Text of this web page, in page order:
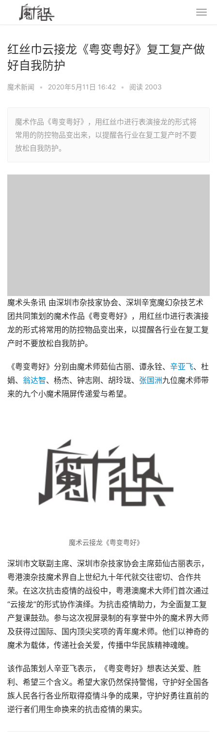
红丝巾云接龙《粤变粤好》复工复产做
好自我防护
魔术新闻 • 2020年5月11日 16:42 • 阅读 2003
魔术作品《粤变粤好》，用红丝巾进行表演接龙的形式将
常用的防控物品变出来，以提醒各行业在复工复产时不要
放松自我防护。
魔术头条讯 由深圳市杂技家协会、深圳辛宽魔幻杂技艺术
团共同策划的魔术作品《粤变粤好》，用红丝巾进行表演接
龙的形式将常用的防控物品变出来，以提醒各行业在复工复
产时不要放松自我防护。
《粤变粤好》分别由魔术师茹仙古丽、谭永铨、 辛亚飞、杜
娟、 翁达智、杨杰、钟志刚、胡玲珑、 张国洲九位魔术师带
来的九个小魔术隔屏传递爱与希望。
魔术云接龙《粤变粤好》
深圳市文联副主席、深圳市杂技家协会主席茹仙古丽表示，
粤港澳杂技魔术界自上世纪九十年代就交往密切、合作共
荣。在这次抗击疫情的战役中，粤港澳魔术大师们首次通过
“云接龙”的形式协作演绎。为抗击疫情助力，为全面复工复
产复课鼓劲。参与这次视屏录制的有享誉中外的魔术界大师
及获得过国际、国内顶尖奖项的青年魔术师。他们以神奇的
魔术为载体，传递社会关爱，传播中华民族精神魂魄。
该作品策划人辛亚飞表示，《粤变粤好》想表达关爱、胜
利、希望三个含义。希望大家仍然保持警惕，守护好全国各
族人民各行各业所取得疫情斗争的成果，守护好勇往直前的
逆行者们用生命换来的抗击疫情的果实。